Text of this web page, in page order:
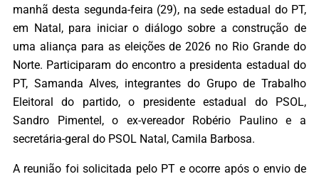
manhã desta segunda-feira (29), na sede estadual do PT,
em Natal, para iniciar o diálogo sobre a construção de
uma aliança para as eleições de 2026 no Rio Grande do
Norte. Participaram do encontro a presidenta estadual do
PT, Samanda Alves, integrantes do Grupo de Trabalho
Eleitoral do partido, o presidente estadual do PSOL,
Sandro Pimentel, o ex-vereador Robério Paulino e a
secretária-geral do PSOL Natal, Camila Barbosa.
A reunião foi solicitada pelo PT e ocorre após o envio de